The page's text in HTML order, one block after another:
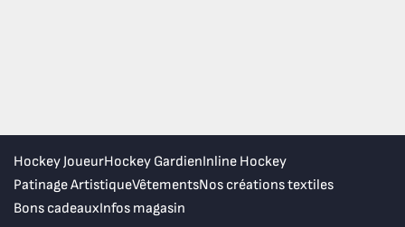
Hockey JoueurHockey GardienInline Hockey
Patinage ArtistiqueVêtementsNos créations textiles
Bons cadeauxInfos magasin